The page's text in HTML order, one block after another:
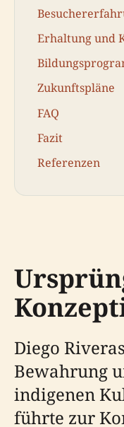
Erhaltung und
Zukunftspläne
FAQ
Fazit
Referenzen
Diego
Bewahrung
indigenen
führte zur